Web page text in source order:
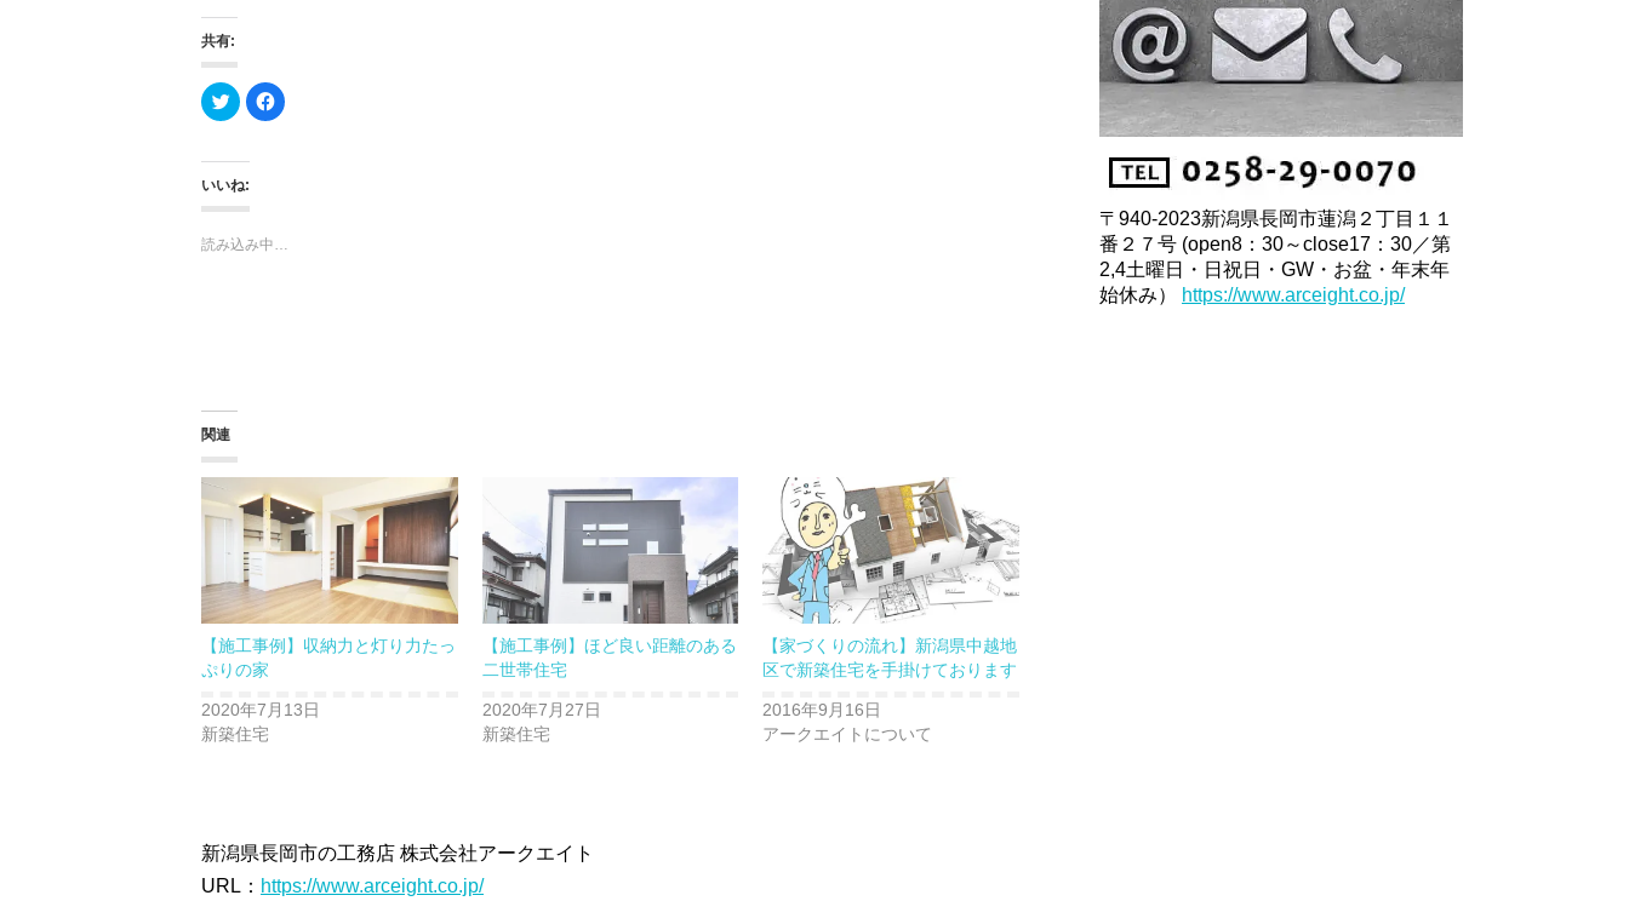
共有:
ク
リ
T
w
i
t
e
ド
開
き
す)
F
a
し
ウ
ィ
ン
ド
ウ
開
き
ま
す)
いいね:
読み込み中…
関連
【施工事例】収納力と灯り力たっ
ぷりの家
2020年7月13日
新築住宅
【施工事例】ほど良い距離のある
二世帯住宅
2020年7月27日
新築住宅
【家づくりの流れ】新潟県中越地
区で新築住宅を手掛けております
2016年9月16日
アークエイトについて
新潟県長岡市の工務店 株式会社アークエイト
URL： https://www.arceight.co.jp/
〒940-2023新潟県長岡市蓮潟２丁目１１
番２７号 (open8：30～close17：30／第
2,4土曜日・日祝日・GW・お盆・年末年
始休み）
https://www.arceight.co.jp/